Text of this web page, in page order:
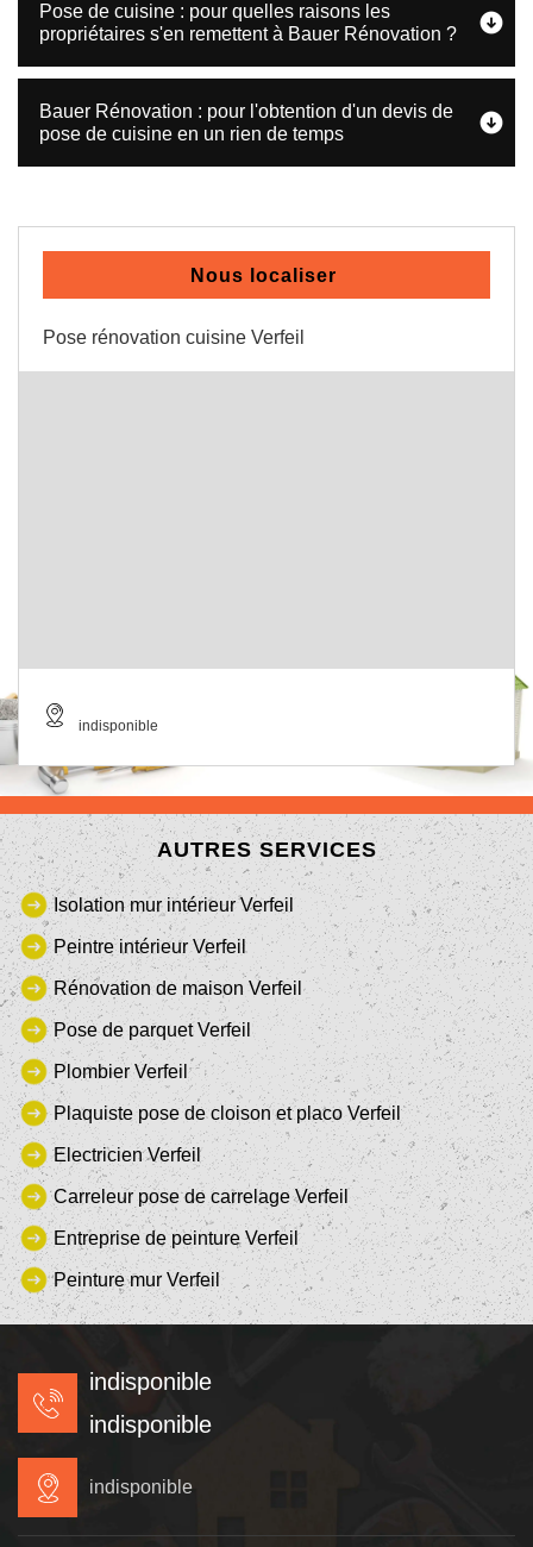
Pose de cuisine : pour quelles raisons les
propriétaires s'en remettent à Bauer Rénovation ?
Bauer Rénovation : pour l'obtention d'un devis de
pose de cuisine en un rien de temps
Nous localiser
Pose rénovation cuisine Verfeil
indisponible
AUTRES SERVICES
Isolation mur intérieur Verfeil
Peintre intérieur Verfeil
Rénovation de maison Verfeil
Pose de parquet Verfeil
Plombier Verfeil
Plaquiste pose de cloison et placo Verfeil
Electricien Verfeil
Carreleur pose de carrelage Verfeil
Entreprise de peinture Verfeil
Peinture mur Verfeil
indisponible
indisponible
indisponible